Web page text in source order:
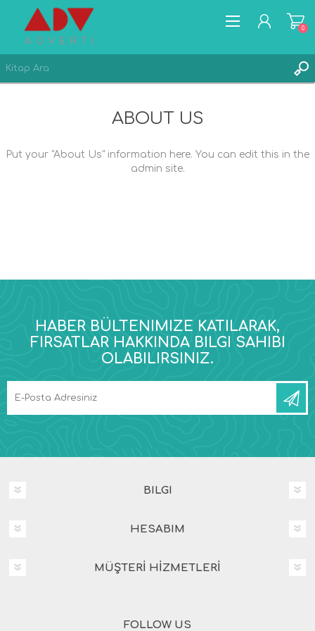
0
ABOUT US
Put your "About Us" information here. You can edit this in the
admin site.
HABER BÜLTENIMIZE KATILARAK,
FIRSATLAR HAKKINDA BILGI SAHIBI
OLABILIRSINIZ.
BILGI
HESABIM
MÜŞTERİ HİZMETLERİ
FOLLOW US